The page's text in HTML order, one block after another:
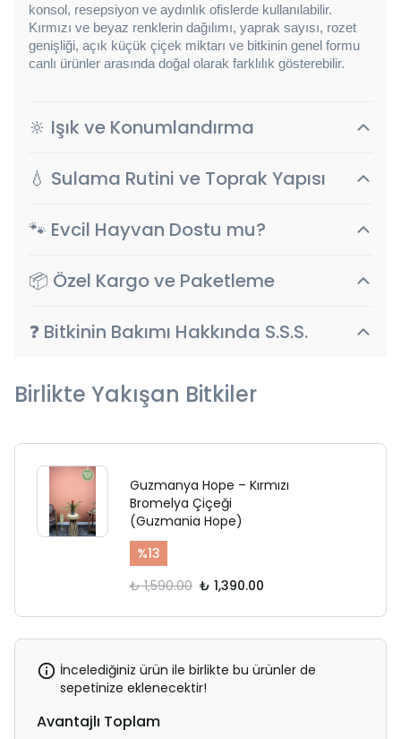
konsol, resepsiyon ve aydınlık ofislerde kullanılabilir.
Kırmızı ve beyaz renklerin dağılımı, yaprak sayısı, rozet
genişliği, açık küçük çiçek miktarı ve bitkinin genel formu
canlı ürünler arasında doğal olarak farklılık gösterebilir.
🔆 Işık ve Konumlandırma
💧 Sulama Rutini ve Toprak Yapısı
🐾 Evcil Hayvan Dostu mu?
📦 Özel Kargo ve Paketleme
❓ Bitkinin Bakımı Hakkında S.S.S.
Birlikte Yakışan Bitkiler
Guzmanya Hope – Kırmızı
Bromelya Çiçeği
(Guzmania Hope)
%13
₺ 1,590.00 ₺ 1,390.00
İncelediğiniz ürün ile birlikte bu ürünler de
sepetinize eklenecektir!
Avantajlı Toplam